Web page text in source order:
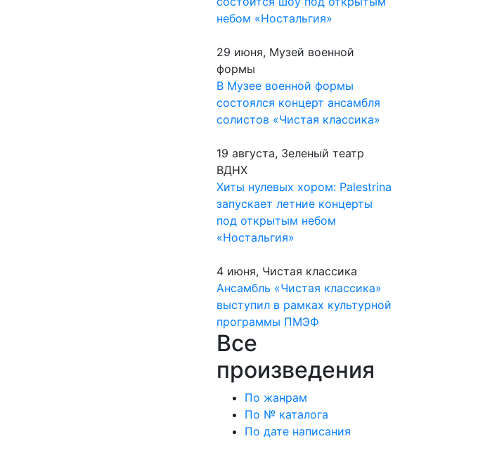
небом «Ностальгия»
29 июня, Музей военной
формы
В Музее военной формы
состоялся концерт ансамбля
солистов «Чистая классика»
19 августа, Зеленый театр
ВДНХ
Хиты нулевых хором: Palestrina
запускает летние концерты
под открытым небом
«Ностальгия»
4 июня, Чистая классика
Ансамбль «Чистая классика»
выступил в рамках культурной
программы ПМЭФ
Все
произведения
По жанрам
По № каталога
По дате написания